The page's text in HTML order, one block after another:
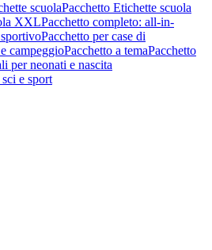
scuolaPacchetto Etichette scuola
XXLPacchetto completo: all-in-
Pacchetto per case di
campeggioPacchetto a temaPacchetto
per neonati e nascita
e sport